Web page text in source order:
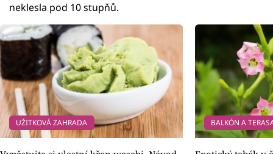
neklesla pod 10 stupňů.
UŽITKOVÁ ZAHRADA BALKÓN A